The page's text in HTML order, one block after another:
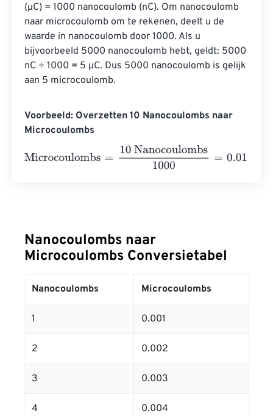
(µC) = 1000 nanocoulomb (nC). Om nanocoulomb
naar microcoulomb om te rekenen, deelt u de
waarde in nanocoulomb door 1000. Als u
bijvoorbeeld 5000 nanocoulomb hebt, geldt: 5000
nC ÷ 1000 = 5 µC. Dus 5000 nanocoulomb is gelijk
aan 5 microcoulomb.
Voorbeeld: Overzetten 10 Nanocoulombs naar
Microcoulombs
Microcoulombs= 10 Nanocoulombs1000=0.01
Nanocoulombs naar
Microcoulombs Conversietabel
Nanocoulombs Microcoulombs
1 0.001
2 0.002
3 0.003
4 0.004